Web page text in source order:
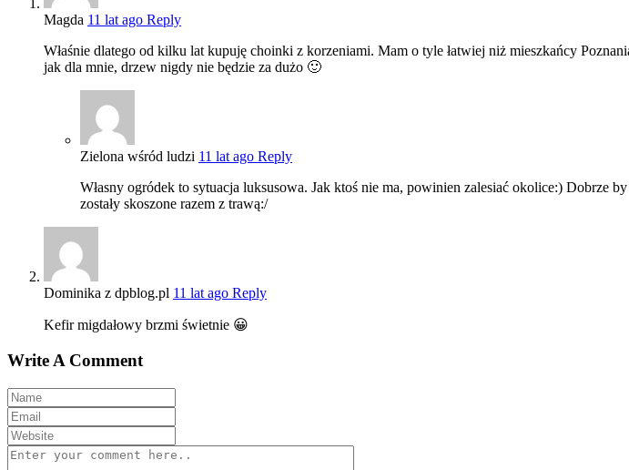
Magda 11 lat ago Reply
Właśnie dlatego od kilku lat kupuję choinki z korzeniami. Mam o tyle łatwiej niż mieszkańcy
jak dla mnie, drzew nigdy nie będzie za dużo 🙂
Zielona wśród ludzi 11 lat ago Reply
Własny ogródek to sytuacja luksusowa. Jak ktoś nie ma, powinien zalesiać okolice:) Dobrze
zostały skoszone razem z trawą:/
Dominika z dpblog.pl 11 lat ago Reply
Kefir migdałowy brzmi świetnie 😀
Write A Comment